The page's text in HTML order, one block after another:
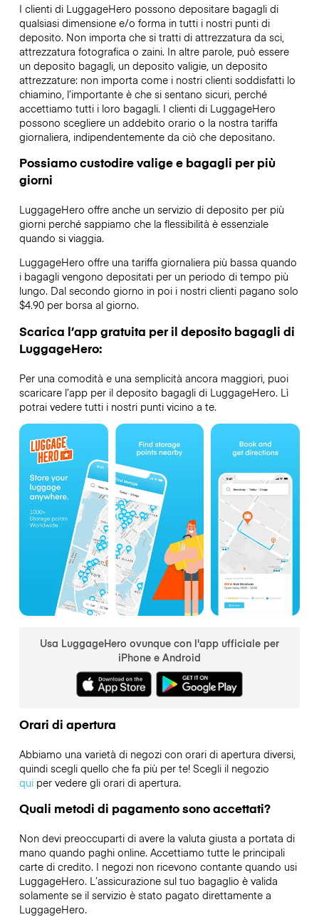
I clienti di LuggageHero possono depositare bagagli di
qualsiasi dimensione e/o forma in tutti i nostri punti di
deposito. Non importa che si tratti di attrezzatura da sci,
attrezzatura fotografica o zaini. In altre parole, può essere
un deposito bagagli, un deposito valigie, un deposito
attrezzature: non importa come i nostri clienti soddisfatti lo
chiamino, l’importante è che si sentano sicuri, perché
accettiamo tutti i loro bagagli. I clienti di LuggageHero
possono scegliere un addebito orario o la nostra tariffa
giornaliera, indipendentemente da ciò che depositano.
Possiamo custodire valige e bagagli per più
giorni
LuggageHero offre anche un servizio di deposito per più
giorni perché sappiamo che la flessibilità è essenziale
quando si viaggia.
LuggageHero offre una tariffa giornaliera più bassa quando
i bagagli vengono depositati per un periodo di tempo più
lungo. Dal secondo giorno in poi i nostri clienti pagano solo
$4.90 per borsa al giorno.
Scarica l’app gratuita per il deposito bagagli di
LuggageHero:
Per una comodità e una semplicità ancora maggiori, puoi
scaricare l’app per il deposito bagagli di LuggageHero. Lì
potrai vedere tutti i nostri punti vicino a te.
Usa LuggageHero ovunque con l'app ufficiale per
iPhone e Android
Orari di apertura
Abbiamo una varietà di negozi con orari di apertura diversi,
quindi scegli quello che fa più per te! Scegli il negozio
quiper vedere gli orari di apertura.
Quali metodi di pagamento sono accettati?
Non devi preoccuparti di avere la valuta giusta a portata di
mano quando paghi online. Accettiamo tutte le principali
carte di credito. I negozi non ricevono contante quando usi
LuggageHero. L’assicurazione sul tuo bagaglio è valida
solamente se il servizio è stato pagato direttamente a
LuggageHero.